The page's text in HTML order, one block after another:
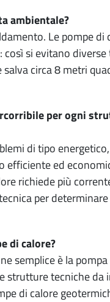
ambientale?
Le pompe di
si evitano
circa 8 metri
per ogni
di tipo
ed
richiede più
per
di calore?
semplice è la
strutture tecniche da
di calore